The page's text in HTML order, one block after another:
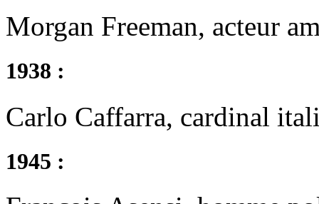
Morgan Freeman, acteur
1938 :
Carlo Caffarra, cardinal
1945 :